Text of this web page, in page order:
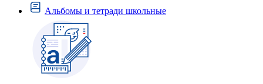
Альбомы и тетради школьные